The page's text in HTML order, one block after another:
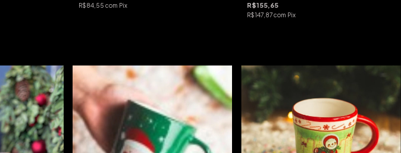
R$84,55 com Pix R$155,65
R$147,87com Pix